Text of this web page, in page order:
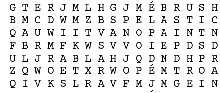
G T E R J M L H G J M É B R U S H
B M C D W M Z B S P E L A S T I C
Q A U W I I T V A N O P A I N T N
F B R M F K W S V V O I E P D S D
U L J R A B L A H J Q D N D H P R
Z Q W O E T X R W O P É M T R O A
Q I V K S L R A V F M J M G E I N